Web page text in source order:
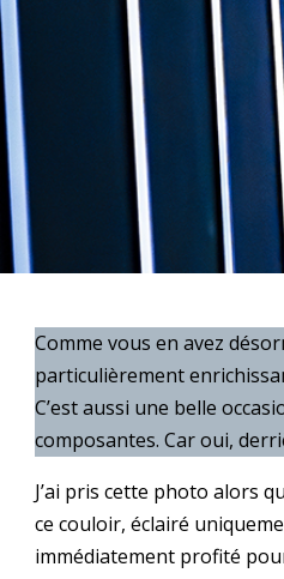
Comme vous en avez
particulièrement
C’est aussi une belle
composantes. Car oui,
J’ai pris cette photo alors
ce couloir, éclairé
immédiatement profité